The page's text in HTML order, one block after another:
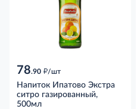
78.90 д/шт
Напиток Ипатово Экстра
ситро газированный,
500мл